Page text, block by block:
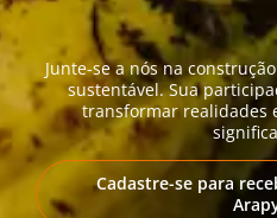
Junte-se a nós na
sustentável. Sua
transformar realidades
Cadastre-se para